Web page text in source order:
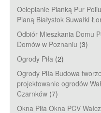
Ocieplanie Pianką Pur
Pianą Białystok Suwałki
Odbiór Mieszkania Domu
Domów w Poznaniu (3)
Ogrody Piła (2)
Ogrody Piła Budowa
projektowanie ogrodów
Czarnków (7)
Okna Piła Okna PCV